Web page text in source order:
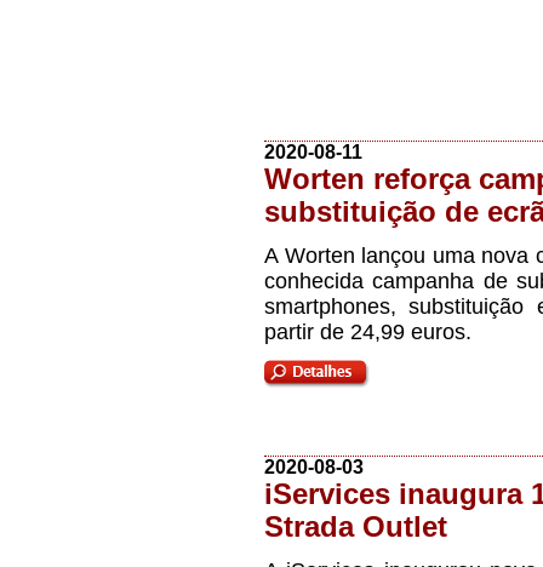
2020-08-11
Worten reforça
substituição de
A Worten lançou uma nova
conhecida campanha de
smartphones,
partir de 24,99 euros.
2020-08-03
iServices inaugura
Strada Outlet